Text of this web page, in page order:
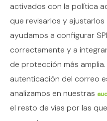
activados con la política
que revisarlos y
ayudamos a configurar
correctamente y a
de protección más
autenticación del correo
analizamos en nuestras
el resto de vías por las